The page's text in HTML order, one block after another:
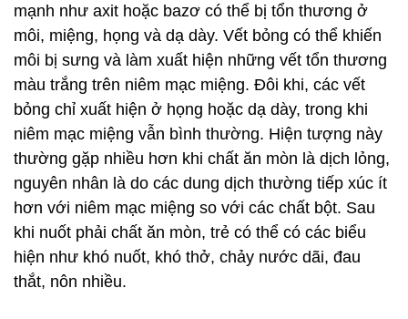
mạnh như axit hoặc bazơ có thể bị tổn thương ở
môi, miệng, họng và dạ dày. Vết bỏng có thể khiến
môi bị sưng và làm xuất hiện những vết tổn thương
màu trắng trên niêm mạc miệng. Đôi khi, các vết
bỏng chỉ xuất hiện ở họng hoặc dạ dày, trong khi
niêm mạc miệng vẫn bình thường. Hiện tượng này
thường gặp nhiều hơn khi chất ăn mòn là dịch lỏng,
nguyên nhân là do các dung dịch thường tiếp xúc ít
hơn với niêm mạc miệng so với các chất bột. Sau
khi nuốt phải chất ăn mòn, trẻ có thể có các biểu
hiện như khó nuốt, khó thở, chảy nước dãi, đau
thắt, nôn nhiều.